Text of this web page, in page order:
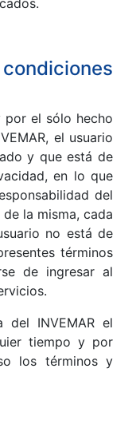
por el sólo hecho
el usuario
y que está de
en lo que
del
la misma, cada
no está de
términos
de ingresar al
del INVEMAR el
tiempo y por
los términos y